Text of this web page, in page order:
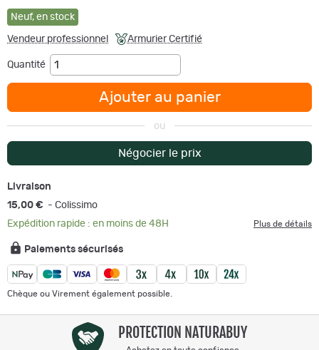
Neuf, en stock
Vendeur professionnel Armurier Certifié
Quantité
Ajouter au panier
ou
Négocier le prix
Livraison
15,00 € - Colissimo
Expédition rapide : en moins de 48H
Plus de détails
Paiements sécurisés
Chèque ou Virement également possible.
PROTECTION NATURABUY